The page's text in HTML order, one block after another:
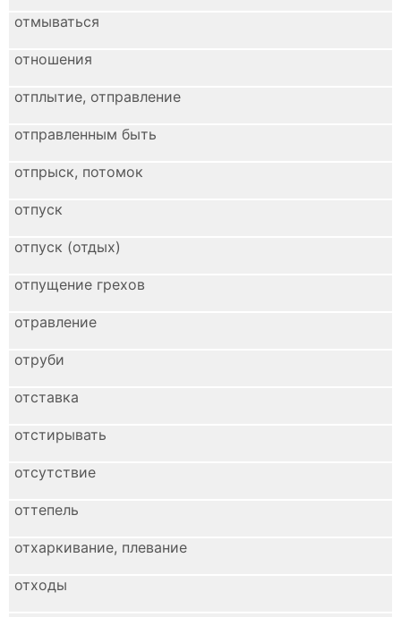
отмываться
отношения
отплытие, отправление
отправленным быть
отпрыск, потомок
отпуск
отпуск (отдых)
отпущение грехов
отравление
отруби
отставка
отстирывать
отсутствие
оттепель
отхаркивание, плевание
отходы